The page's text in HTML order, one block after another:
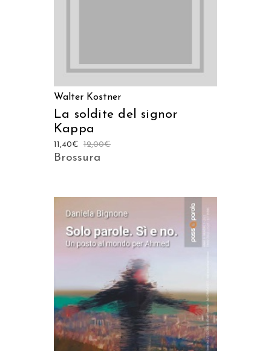
Walter Kostner
La soldite del signor
Kappa
12,00€
11,40€
Brossura
AGGIUNGI AL CARRELLO